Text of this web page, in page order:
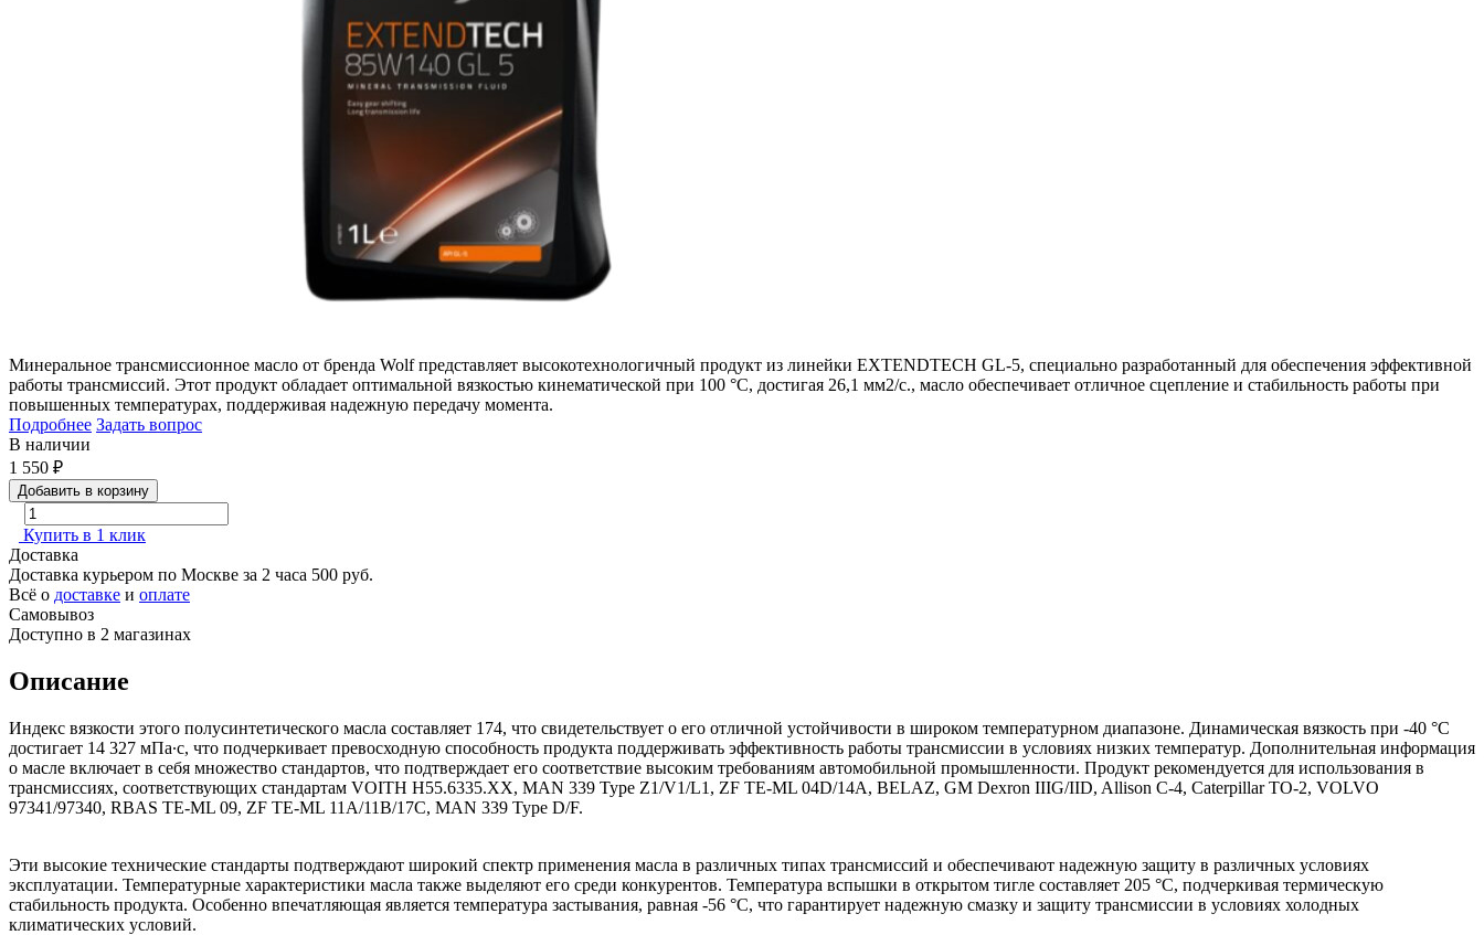
Минеральное трансмиссионное масло от бренда Wolf представляет высокотехнологичный продукт из линейки EXTENDTECH GL-5, специально разработанный для обеспечения эффективной
работы трансмиссий. Этот продукт обладает оптимальной вязкостью кинематической при 100 °C, достигая 26,1 мм2/с., масло обеспечивает отличное сцепление и стабильность работы при
повышенных температурах, поддерживая надежную передачу момента.
Подробнее Задать вопрос
В наличии
1 550 ₽
Добавить в корзину
Купить в 1 клик
Доставка
Доставка курьером по Москве за 2 часа 500 руб.
Всё о доставке и оплате
Самовывоз
Доступно в 2 магазинах
Описание
Индекс вязкости этого полусинтетического масла составляет 174, что свидетельствует о его отличной устойчивости в широком температурном диапазоне. Динамическая вязкость при -40 °C
достигает 14 327 мПа∙с, что подчеркивает превосходную способность продукта поддерживать эффективность работы трансмиссии в условиях низких температур. Дополнительная информация
о масле включает в себя множество стандартов, что подтверждает его соответствие высоким требованиям автомобильной промышленности. Продукт рекомендуется для использования в
трансмиссиях, соответствующих стандартам VOITH H55.6335.XX, MAN 339 Type Z1/V1/L1, ZF TE-ML 04D/14A, BELAZ, GM Dexron IIIG/IID, Allison C-4, Caterpillar TO-2, VOLVO
97341/97340, RBAS TE-ML 09, ZF TE-ML 11A/11B/17C, MAN 339 Type D/F.
Эти высокие технические стандарты подтверждают широкий спектр применения масла в различных типах трансмиссий и обеспечивают надежную защиту в различных условиях
эксплуатации. Температурные характеристики масла также выделяют его среди конкурентов. Температура вспышки в открытом тигле составляет 205 °C, подчеркивая термическую
стабильность продукта. Особенно впечатляющая является температура застывания, равная -56 °C, что гарантирует надежную смазку и защиту трансмиссии в условиях холодных
климатических условий.